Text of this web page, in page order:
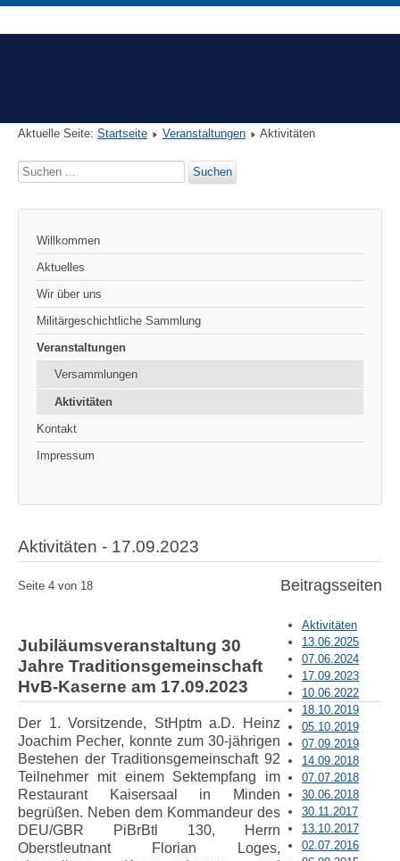
Aktuelle Seite: Startseite Veranstaltungen Aktivitäten
Suchen
Suchen
Willkommen
Aktuelles
Wir über uns
Militärgeschichtliche Sammlung
Veranstaltungen
Versammlungen
Aktivitäten
Kontakt
Impressum
Aktivitäten - 17.09.2023
Beitragsseiten
Aktivitäten
13.06.2025
07.06.2024
17.09.2023
10.06.2022
18.10.2019
05.10.2019
07.09.2019
14.09.2018
07.07.2018
30.06.2018
30.11.2017
13.10.2017
02.07.2016
Seite 4 von 18
Jubiläumsveranstaltung 30
Jahre Traditionsgemeinschaft
HvB-Kaserne am 17.09.2023
Der 1. Vorsitzende, StHptm a.D. Heinz
Joachim Pecher, konnte zum 30-jährigen
Bestehen der Traditionsgemeinschaft 92
Teilnehmer mit einem Sektempfang im
Restaurant Kaisersaal in Minden
begrüßen. Neben dem Kommandeur des
DEU/GBR PiBrBtl 130, Herrn
Oberstleutnant Florian Loges,